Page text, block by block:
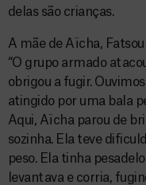
delas são crianças.
A mãe de Aïcha,
“O grupo armado
obrigou a fugir.
atingido por uma bala
Aqui, Aïcha parou de
sozinha. Ela teve
peso. Ela tinha
levantava e corria,